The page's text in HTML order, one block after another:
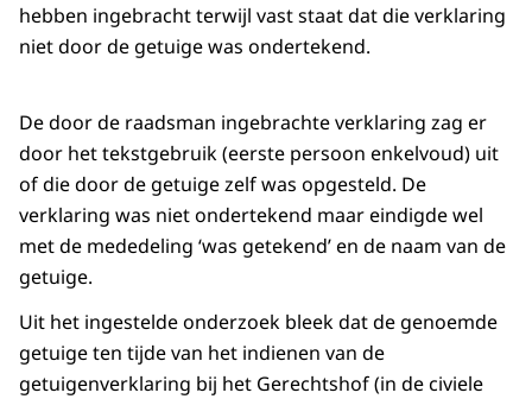
hebben ingebracht terwijl vast staat dat die verklaring
niet door de getuige was ondertekend.
De door de raadsman ingebrachte verklaring zag er
door het tekstgebruik (eerste persoon enkelvoud) uit
of die door de getuige zelf was opgesteld. De
verklaring was niet ondertekend maar eindigde wel
met de mededeling ‘was getekend’ en de naam van de
getuige.
Uit het ingestelde onderzoek bleek dat de genoemde
getuige ten tijde van het indienen van de
getuigenverklaring bij het Gerechtshof (in de civiele